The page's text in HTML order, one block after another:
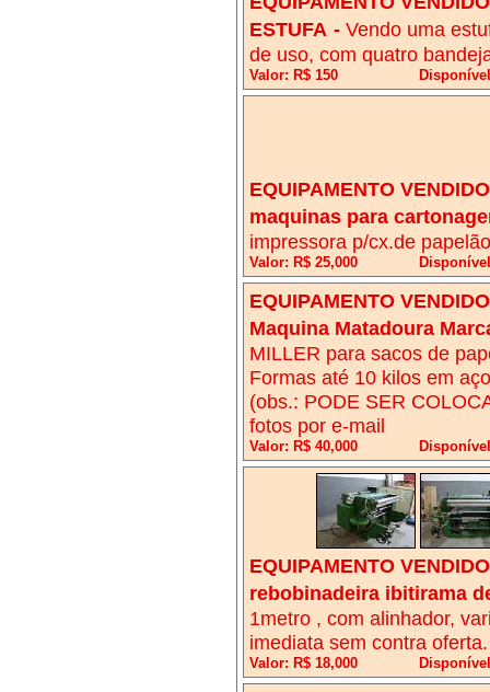
ESTUFA - Vendo uma
de uso, com quatro
Valor: R$ 150
EQUIPAMENTO
maquinas para
impressora p/cx.de
Valor: R$ 25,000
EQUIPAMENTO
Maquina Matadoura
MILLER para sacos de
Formas até 10 kilos em
(obs.: PODE SER
fotos por e-mail
Valor: R$ 40,000
EQUIPAMENTO
rebobinadeira ibitirama
1metro , com alinhador,
imediata sem contra oferta.
Valor: R$ 18,000